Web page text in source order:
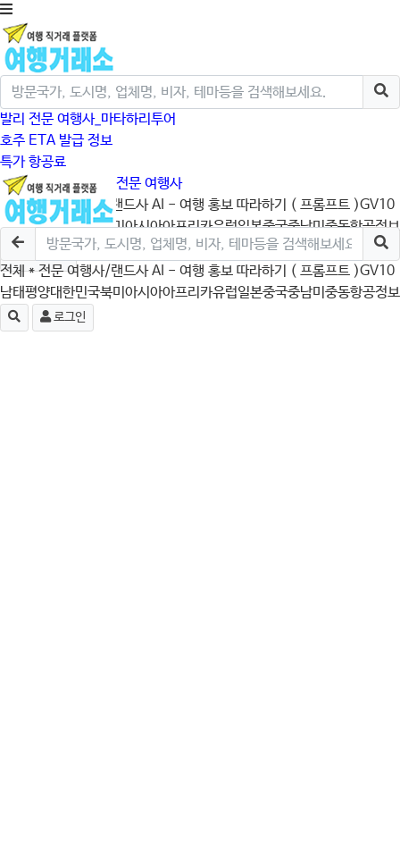
발리 전문 여행사_마타하리투어
호주 ETA 발급 정보
특가 항공료
크루즈/미국/캐나다 전문 여행사
전체 * 전문 여행사/랜드사AI - 여행 홍보 따라하기 ( 프롬프트 )GV10
남태평양대한민국북미아시아아프리카유럽일본중국중남미중동항공정보
로그인
전체 * 전문 여행사/랜드사AI - 여행 홍보 따라하기 ( 프롬프트 )GV10
남태평양대한민국북미 아시아아프리카유럽일본중국중남미 중동항공정보
로그인